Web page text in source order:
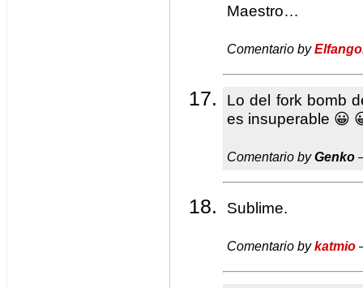
Maestro…
Comentario by
Lo del fork bomb
es insuperable 😀
Comentario byGenko
Sublime.
Comentario bykatmio